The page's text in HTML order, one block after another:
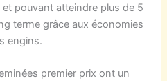
pouvant atteindre plus de 5
terme grâce aux économies
engins.
premier prix ont un